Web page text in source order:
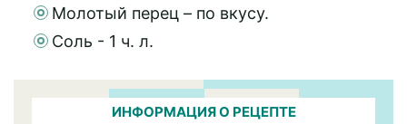
Молотый перец – по вкусу.
Соль - 1 ч. л.
ИНФОРМАЦИЯ О РЕЦЕПТЕ